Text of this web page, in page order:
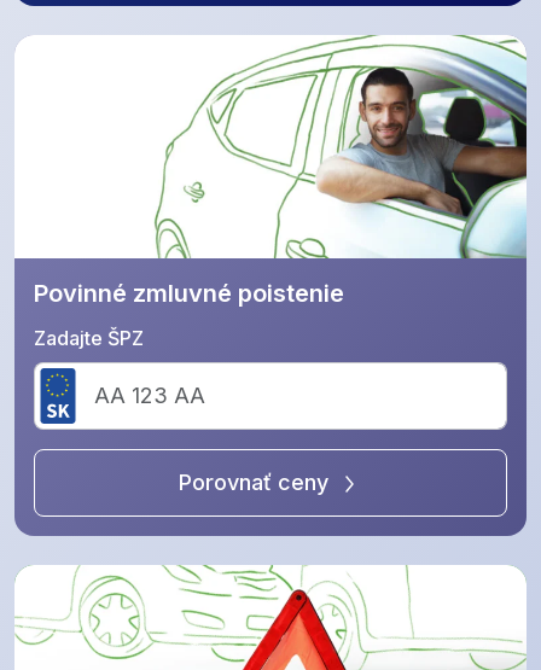
Povinné zmluvné poistenie
Zadajte ŠPZ
Porovnať ceny